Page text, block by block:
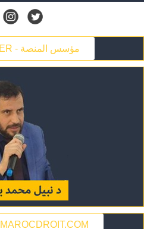
THE FOUNDER - مؤسس المنصة